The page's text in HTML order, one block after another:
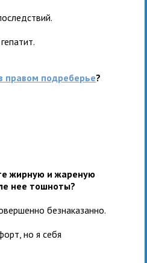
правом подреберье?
жирную и жареную
нее тошноты?
безнаказанно.
но я себя